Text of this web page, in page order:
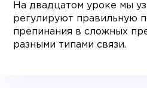
На двадцатом уроке мы
регулируют правильную
препинания в сложных
разными типами связи.